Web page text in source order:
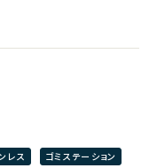
レス ゴミステーション